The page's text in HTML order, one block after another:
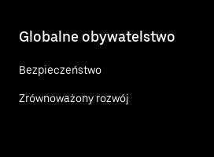
Globalne obywatelstwo
Bezpieczeństwo
Zrównoważony rozwój